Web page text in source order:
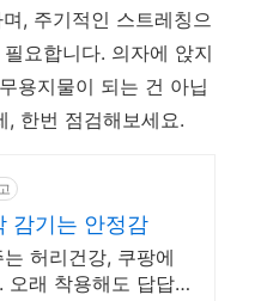
, 주기적인 스트레칭으
요합니다. 의자에 앉지
용지물이 되는 건 아닙
, 한번 점검해보세요.
감기는 안정감
허리건강, 쿠팡에
오래 착용해도 답답